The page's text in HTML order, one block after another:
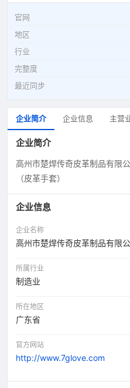
官网
地区
行业
完整度
最近同步
企业简介 企业信息 主营
企业简介
高州市楚焊传奇皮革制品有限
（皮革手套）
企业信息
企业名称
高州市楚焊传奇皮革制品有限
所属行业
制造业
所在地区
广东省
官方网站
http://www.7glove.com